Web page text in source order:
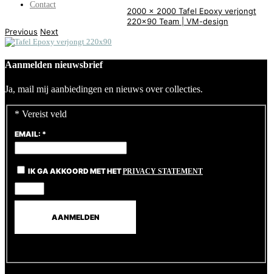
Contact
2000 x 2000 Tafel Epoxy verjongt
220×90 Team | VM-design
Previous Next
Aanmelden nieuwsbrief
Ja, mail mij aanbiedingen en nieuws over collecties.
* Vereist veld
EMAIL: *
IK GA AKKOORD MET HETPRIVACY STATEMENT